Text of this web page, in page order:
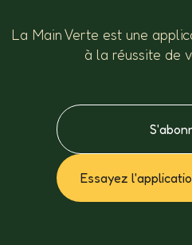
La Main Verte est une
à la réussite de
Essayez